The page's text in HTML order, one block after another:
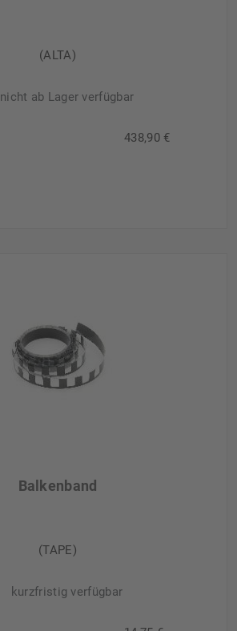
(ALTA)
nicht ab Lager verfügbar
438,90 €
Balkenband
(TAPE)
kurzfristig verfügbar